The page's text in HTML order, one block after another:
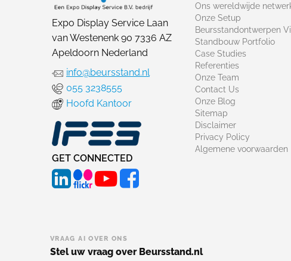
Expo Display Service Laan
van Westenenk 90 7336 AZ
Apeldoorn Nederland
info@beursstand.nl
055 3238555
Hoofd Kantoor
GET CONNECTED
Ons wereldwijde
Onze Setup
Beursstandontwerpen
Standbouw Portfolio
Case Studies
Referenties
Onze Team
Contact Us
Onze Blog
Sitemap
Disclaimer
Privacy Policy
Algemene voorwaarden
VRAAG AI OVER ONS
Stel uw vraag over Beursstand.nl